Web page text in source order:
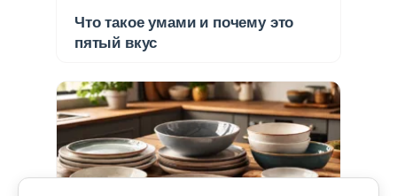
Что такое умами и почему это
пятый вкус